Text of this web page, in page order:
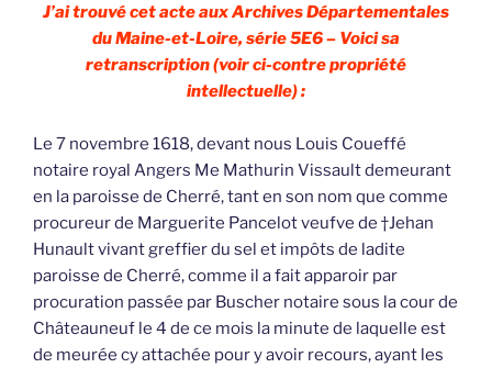
J’ai trouvé cet acte aux Archives Départementales
du Maine-et-Loire, série 5E6 – Voici sa
retranscription (voir ci-contre propriété
intellectuelle) :
Le 7 novembre 1618, devant nous Louis Coueffé
notaire royal Angers Me Mathurin Vissault demeurant
en la paroisse de Cherré, tant en son nom que comme
procureur de Marguerite Pancelot veufve de †Jehan
Hunault vivant greffier du sel et impôts de ladite
paroisse de Cherré, comme il a fait apparoir par
procuration passée par Buscher notaire sous la cour de
Châteauneuf le 4 de ce mois la minute de laquelle est
de meurée cy attachée pour y avoir recours, ayant les